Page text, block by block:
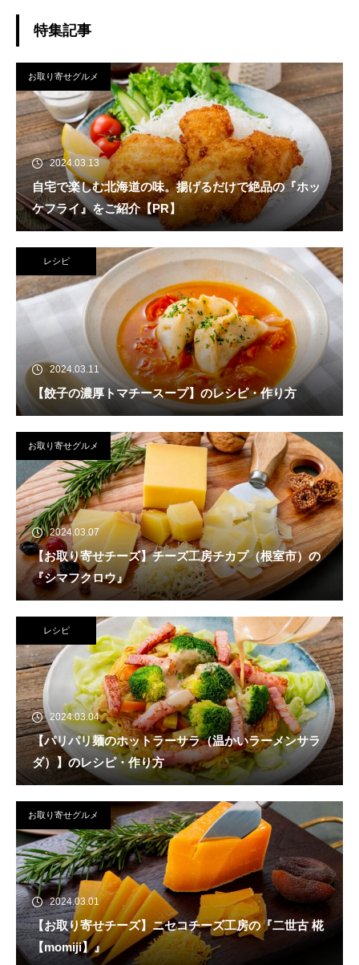
特集記事
お取り寄せグルメ
2024.03.13
自宅で楽しむ北海道の味。揚げるだけで絶品の『ホッ
ケフライ』をご紹介【PR】
レシピ
2024.03.11
【餃子の濃厚トマチースープ】のレシピ・作り方
お取り寄せグルメ
2024.03.07
【お取り寄せチーズ】チーズ工房チカプ（根室市）の
『シマフクロウ』
レシピ
2024.03.04
【パリパリ麺のホットラーサラ（温かいラーメンサラ
ダ）】のレシピ・作り方
お取り寄せグルメ
2024.03.01
【お取り寄せチーズ】ニセコチーズ工房の『二世古 椛
【momiji】』